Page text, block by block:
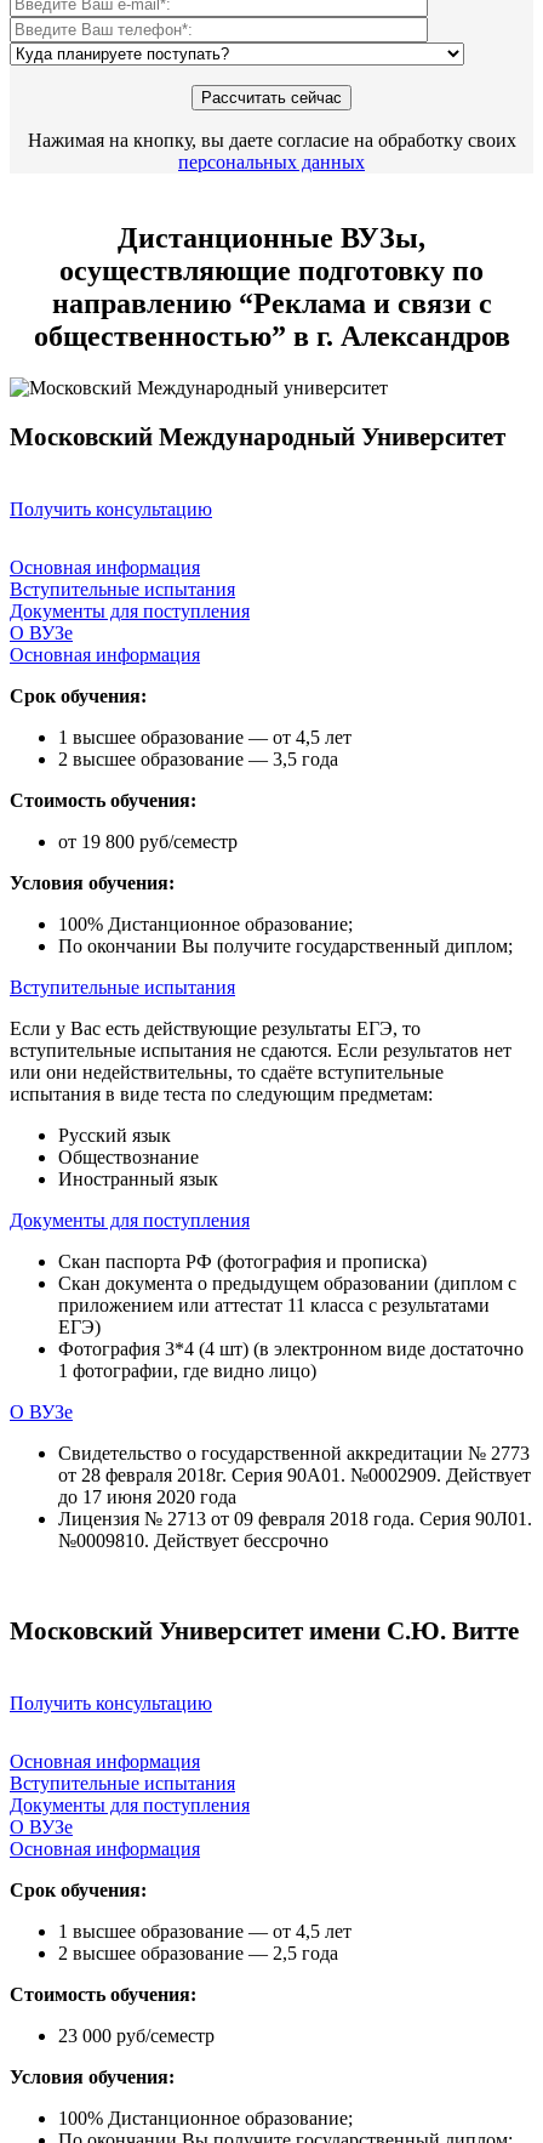
Нажимая на кнопку, вы даете согласие на обработку своих
персональных данных
Дистанционные ВУЗы,
осуществляющие подготовку по
направлению “Реклама и связи с
общественностью” в г. Александров
Московский Международный Университет
Получить консультацию
Основная информация
Вступительные испытания
Документы для поступления
О ВУЗе
Основная информация
Срок обучения:
1 высшее образование — от 4,5 лет
2 высшее образование — 3,5 года
Стоимость обучения:
от 19 800 руб/семестр
Условия обучения:
100% Дистанционное образование;
По окончании Вы получите государственный диплом;
Вступительные испытания
Если у Вас есть действующие результаты ЕГЭ, то
вступительные испытания не сдаются. Если результатов нет
или они недействительны, то сдаёте вступительные
испытания в виде теста по следующим предметам:
Русский язык
Обществознание
Иностранный язык
Документы для поступления
Скан паспорта РФ (фотография и прописка)
Скан документа о предыдущем образовании (диплом с
приложением или аттестат 11 класса с результатами
ЕГЭ)
Фотография 3*4 (4 шт) (в электронном виде достаточно
1 фотографии, где видно лицо)
О ВУЗе
Свидетельство о государственной аккредитации № 2773
от 28 февраля 2018г. Серия 90А01. №0002909. Действует
до 17 июня 2020 года
Лицензия № 2713 от 09 февраля 2018 года. Серия 90Л01.
№0009810. Действует бессрочно
Московский Университет имени С.Ю. Витте
Получить консультацию
Основная информация
Вступительные испытания
Документы для поступления
О ВУЗе
Основная информация
Срок обучения:
1 высшее образование — от 4,5 лет
2 высшее образование — 2,5 года
Стоимость обучения:
23 000 руб/семестр
Условия обучения:
100% Дистанционное образование;